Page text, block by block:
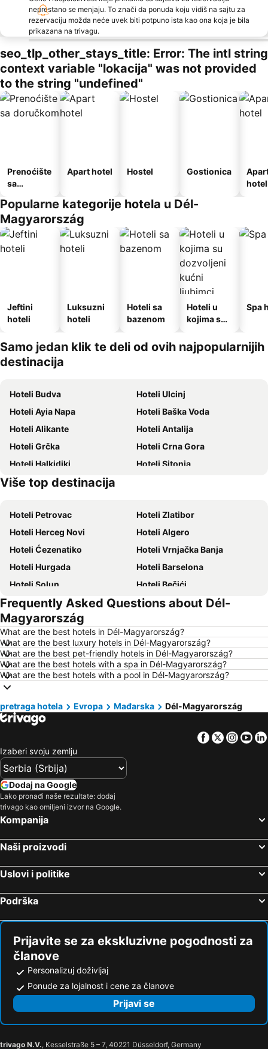
neprestano se menjaju. To znači da ponuda koju vidiš na sajtu za
rezervaciju možda neće uvek biti potpuno ista kao ona koja je bila
prikazana na trivagu.
seo_tlp_other_stays_title: Error: The intl string
context variable "lokacija" was not provided
to the string "undefined"
Prenoćište
sa
Apart hotel Hostel Gostionica
hotel
Popularne kategorije hotela u Dél-
Magyarország
Jeftini
hoteli
Luksuzni
hoteli
Hoteli sa
bazenom
Hoteli u
kojima su
kućni
ljubimci
Spa
Samo jedan klik te deli od ovih najpopularnijih
destinacija
Hoteli Budva
Hoteli Ulcinj
Hoteli Ayia Napa
Hoteli Baška Voda
Hoteli Alikante
Hoteli Antalija
Hoteli Grčka
Hoteli Crna Gora
Hoteli Halkidiki
Hoteli Sitonia
Hoteli Krit
Više top destinacija
Hoteli Petrovac
Hoteli Zlatibor
Hoteli Herceg Novi
Hoteli Algero
Hoteli Ćezenatiko
Hoteli Vrnjačka Banja
Hoteli Hurgada
Hoteli Barselona
Hoteli Solun
Hoteli Bečići
Hoteli Hanija
Hoteli Tivat
Hoteli Nica
Hoteli Rim
Hoteli Nei Pori
Hoteli Pefkohori
Hoteli Rimini
Hoteli Milano
Hoteli Hrvatsko primorje
Hoteli Majorka
Hoteli Sardinija
Hoteli Ostrvo Tasos
Hoteli Santorini
Hoteli Lefkada
Hoteli Hrvatska Istra
Hoteli Egipat
Hoteli Kassandra Peninsula
Hoteli Tesalija
Frequently Asked Questions about Dél-
Magyarország
What are the best hotels in Dél-Magyarország?
What are the best luxury hotels in Dél-Magyarország?
What are the best pet-friendly hotels in Dél-Magyarország?
What are the best hotels with a spa in Dél-Magyarország?
What are the best hotels with a pool in Dél-Magyarország?
pretraga hotela Evropa Mađarska Dél-Magyarország
Facebook
Twitter
Izaberi svoju zemlju
Dodaj na Google
Lako pronađi naše rezultate: dodaj
trivago kao omiljeni izvor na Google.
Kompanija
Naši proizvodi
Uslovi i politike
Podrška
Prijavite se za ekskluzivne pogodnosti za
članove
Personalizuj doživljaj
Ponude za lojalnost i cene za članove
Prijavi se
trivago N.V., Kesselstraße 5 – 7, 40221 Düsseldorf, Germany